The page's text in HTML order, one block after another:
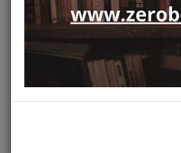
Hızlı Bakış
Aram Gulyuz. Yesilcam'in En
Uretken Muzip Yönetmeni
Paros Yayıncılık
Bercuhi Berberyan
40,00